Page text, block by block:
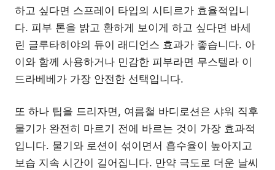
하고 싶다면 스프레이 타입의 시티르가 효율적입니
다. 피부 톤을 밝고 환하게 보이게 하고 싶다면 바세
린 글루타히야의 듀이 래디언스 효과가 좋습니다. 아
이와 함께 사용하거나 민감한 피부라면 무스텔라 이
드라베베가 가장 안전한 선택입니다.
또 하나 팁을 드리자면, 여름철 바디로션은 샤워 직후
물기가 완전히 마르기 전에 바르는 것이 가장 효과적
입니다. 물기와 로션이 섞이면서 흡수율이 높아지고
보습 지속 시간이 길어집니다. 만약 극도로 더운 날씨